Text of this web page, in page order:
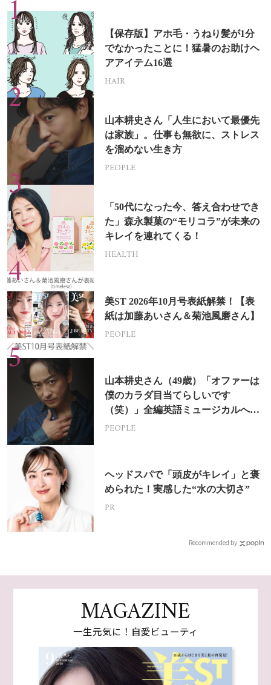
【保存版】アホ毛・うねり髪が1分
でなかったことに！猛暑のお助けヘ
アアイテム16選
HAIR
山本耕史さん「人生において最優先
は家族」。仕事も無欲に、ストレス
を溜めない生き方
PEOPLE
「50代になった今、答え合わせでき
た」森永製菓の“モリコラ”が未来の
キレイを連れてくる！
HEALTH
美ST 2026年10月号表紙解禁！【表
紙は加藤あいさん＆菊池風磨さん】
PEOPLE
山本耕史さん（49歳）「オファーは
僕のカラダ目当てらしいです
（笑）」全編英語ミュージカルへの
挑戦
PEOPLE
ヘッドスパで「頭皮がキレイ」と褒
められた！実感した“水の大切さ”
PR
Recommended by
MAGAZINE
一生元気に！自愛ビューティ